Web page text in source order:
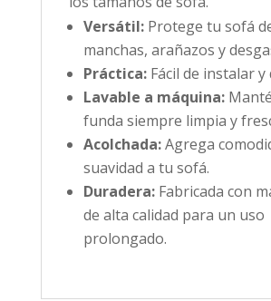
Versátil:Protege tu sofá
manchas, arañazos y
Práctica:Fácil de instalar y
Lavable a máquina:
funda siempre limpia y
Acolchada:Agrega
suavidad a tu sofá.
Duradera:Fabricada con
de alta calidad para un uso
prolongado.